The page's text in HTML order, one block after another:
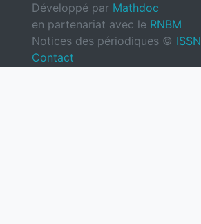
Développé par Mathdoc
en partenariat avec le RNBM
Notices des périodiques © ISSN
Contact